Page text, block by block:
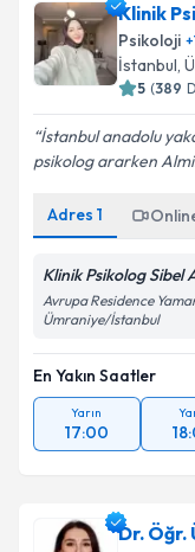
Klinik
Psikoloji +
İstanbul,
5 (389
İstanbul anadolu
psikolog ararken
Adres 1
Klinik Psikolog Sibel
Avrupa Residence
Ümraniye/İstanbul
En Yakın Saatler
Yarın
17:00
Dr. Öğr.